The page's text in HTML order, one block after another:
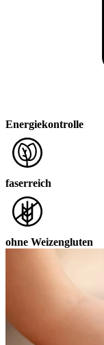
Energiekontrolle
faserreich
ohne Weizengluten